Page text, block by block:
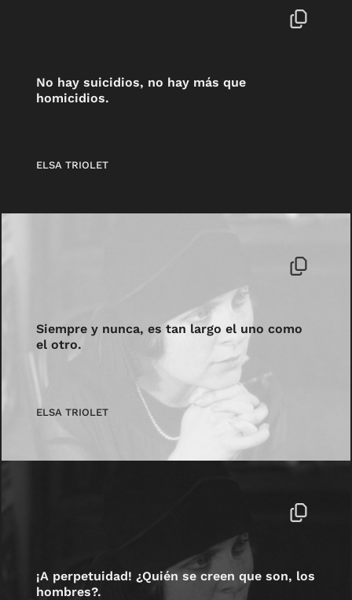
No hay suicidios, no hay más que
homicidios.
ELSA TRIOLET
Siempre y nunca, es tan largo el uno como
el otro.
ELSA TRIOLET
¡A perpetuidad! ¿Quién se creen que son, los
hombres?.